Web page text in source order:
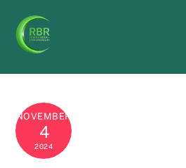
content
NOVEMBER
4
2024